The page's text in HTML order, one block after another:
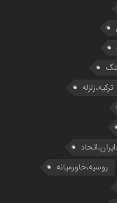
ترکیه،زلزله
روسیه،خاورمیانه